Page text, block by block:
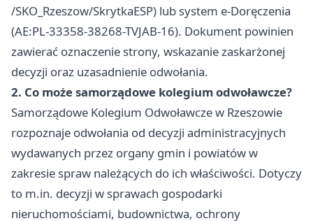
/SKO_Rzeszow/SkrytkaESP) lub system e-Doręczenia
(AE:PL-33358-38268-TVJAB-16). Dokument powinien
zawierać oznaczenie strony, wskazanie zaskarżonej
decyzji oraz uzasadnienie odwołania.
2. Co może samorządowe kolegium odwoławcze?
Samorządowe Kolegium Odwoławcze w Rzeszowie
rozpoznaje odwołania od decyzji administracyjnych
wydawanych przez organy gmin i powiatów w
zakresie spraw należących do ich właściwości. Dotyczy
to m.in. decyzji w sprawach gospodarki
nieruchomościami, budownictwa, ochrony